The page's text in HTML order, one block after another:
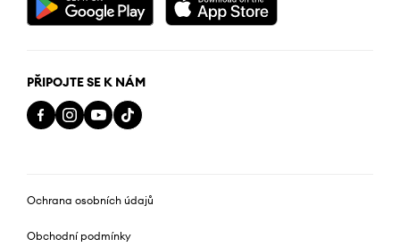
PŘIPOJTE SE K NÁM
Ochrana osobních údajů
Obchodní podmínky